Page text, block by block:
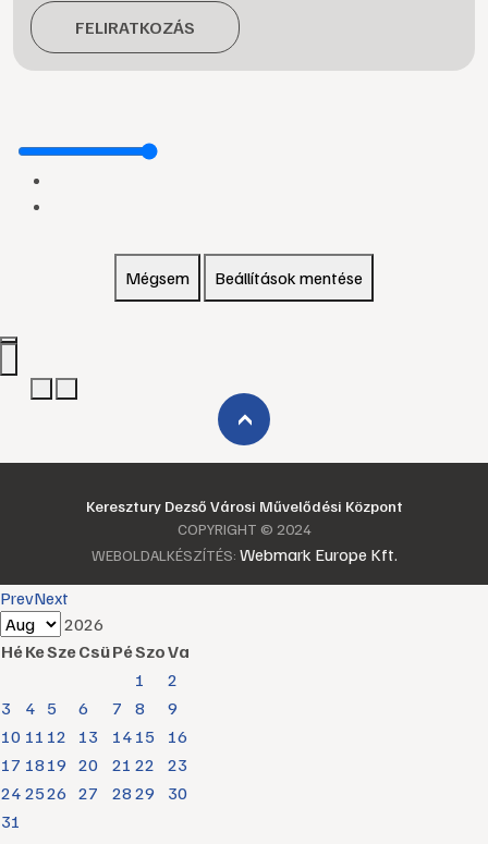
FELIRATKOZÁS
Mégsem Beállítások mentése
›
Keresztury Dezső Városi Művelődési Központ
COPYRIGHT © 2024
WEBOLDALKÉSZÍTÉS: Webmark Europe Kft.
PrevNext
2026
HéKeSzeCsüPéSzoVa
1
2
3
4 5 6 7 8
9
10 11 12 13 14 15
16
17 18 19 20 21 22
23
24 2526 27 28 29
30
31